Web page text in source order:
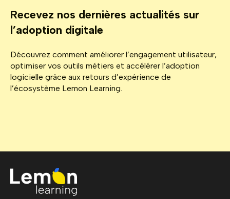
Recevez nos dernières actualités sur
l’adoption digitale
Découvrez comment améliorer l’engagement utilisateur,
optimiser vos outils métiers et accélérer l’adoption
logicielle grâce aux retours d’expérience de
l’écosystème Lemon Learning.